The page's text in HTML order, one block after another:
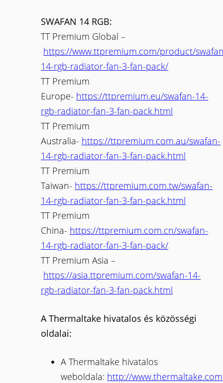
SWAFAN 14 RGB:
TT Premium Global –
https://www.ttpremium.com/product/
14-rgb-radiator-fan-3-fan-pack/
TT Premium
Europe- https://ttpremium.eu/swafan-14-
rgb-radiator-fan-3-fan-pack.html
TT Premium
Australia- https://ttpremium.com.au/swafan-
14-rgb-radiator-fan-3-fan-pack.html
TT Premium
Taiwan- https://ttpremium.com.tw/swafan-
14-rgb-radiator-fan-3-fan-pack.html
TT Premium
China- https://ttpremium.com.cn/swafan-
14-rgb-radiator-fan-3-fan-pack/
TT Premium Asia –
https://asia.ttpremium.com/swafan-14-
rgb-radiator-fan-3-fan-pack.html
A Thermaltake hivatalos és közösségi
oldalai:
A Thermaltake hivatalos
weboldala: http://www.thermaltake.com